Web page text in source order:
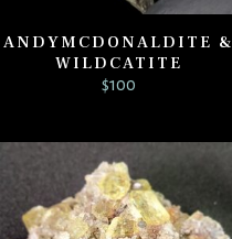
ANDYMCDONALDITE &
WILDCATITE
$100